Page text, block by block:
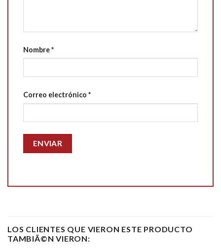
Nombre*
Correo electrónico *
LOS CLIENTES QUE VIERON ESTE PRODUCTO
TAMBIÃ©N VIERON: